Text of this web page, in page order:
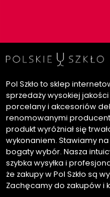
Pol Szkło to sklep
sprzedaży wysokiej
porcelany i akcesoriów
renomowanymi
produkt wyróżniał się
wykonaniem. Stawiamy
bogaty wybór. Nasza
szybka wysyłka i
że zakupy w Pol Szkło są
Zachęcamy do zakupów i